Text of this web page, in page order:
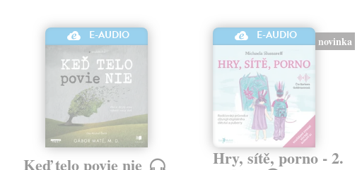
E-AUDIO
Keď telo povie nie
E-AUDIO novinka
Hry, sítě, porno - 2.